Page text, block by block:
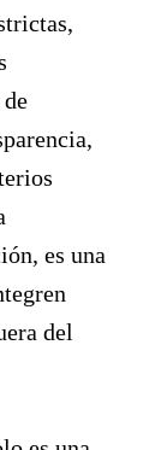
es una
del